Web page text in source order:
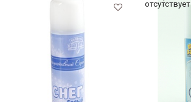
отсутствует